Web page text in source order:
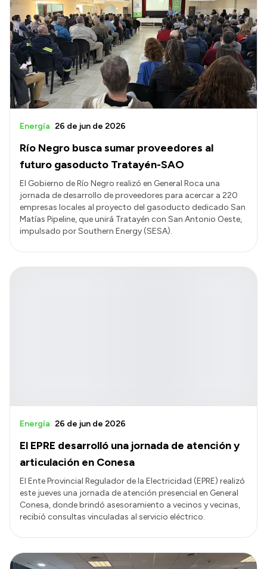
Río Negro busca sumar proveedores al
futuro gasoducto Tratayén-SAO
Energía 26 de jun de 2026
El Gobierno de Río Negro realizó en General Roca una
jornada de desarrollo de proveedores para acercar a 220
empresas locales al proyecto del gasoducto dedicado San
Matías Pipeline, que unirá Tratayén con San Antonio Oeste,
impulsado por Southern Energy (SESA).
El EPRE desarrolló una jornada de atención y
articulación en Conesa
Energía 26 de jun de 2026
El Ente Provincial Regulador de la Electricidad (EPRE) realizó
este jueves una jornada de atención presencial en General
Conesa, donde brindó asesoramiento a vecinos y vecinas,
recibió consultas vinculadas al servicio eléctrico.